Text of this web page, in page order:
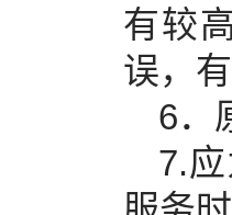
有较
误，
6．
7.